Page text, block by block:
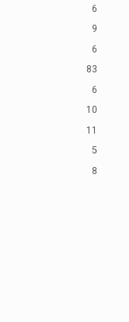
6
9
6
83
6
10
11
5
8